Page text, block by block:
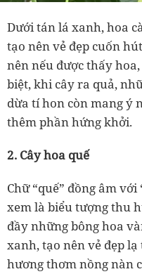
Dưới tán lá xanh, hoa
tạo nên vẻ đẹp cuốn
nên nếu được thấy
biệt, khi cây ra quả,
dừa tí hon còn mang ý
thêm phần hứng khởi.
2. Cây hoa quế
Chữ “quế” đồng âm
xem là biểu tượng thu
đầy những bông hoa
xanh, tạo nên vẻ đẹp
hương thơm nồng nàn